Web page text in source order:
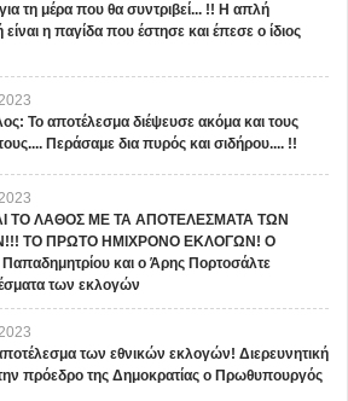
τη μέρα που θα συντριβεί... !! Η απλή
είναι η παγίδα που έστησε και έπεσε ο ίδιος
Το αποτέλεσμα διέψευσε ακόμα και τους
Περάσαμε δια πυρός και σιδήρου.... !!
ΤΟ ΛΑΘΟΣ ΜΕ ΤΑ ΑΠΟΤΕΛΕΣΜΑΤΑ ΤΩΝ
ΤΟ ΠΡΩΤΟ ΗΜΙΧΡΟΝΟ ΕΚΛΟΓΩΝ! Ο
και ο Άρης Πορτοσάλτε
των εκλογών
των εθνικών εκλογών! Διερευνητική
πρόεδρο της Δημοκρατίας ο Πρωθυπουργός